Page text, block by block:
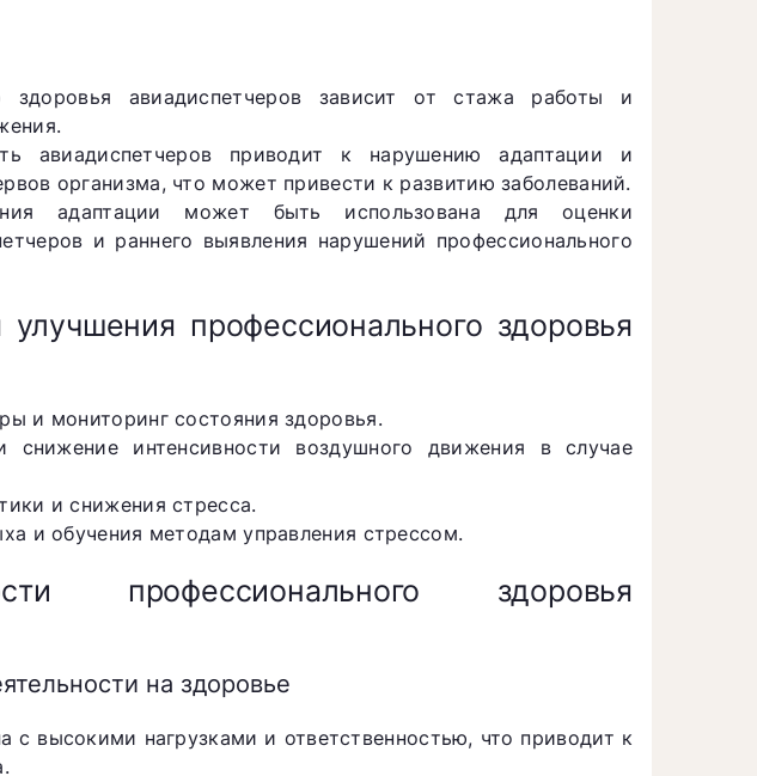
здоровья авиадиспетчеров зависит от стажа работы и
авиадиспетчеров приводит к нарушению адаптации и
организма, что может привести к развитию заболеваний.
адаптации может быть использована для оценки
и раннего выявления нарушений профессионального
профессионального здоровья
и мониторинг состояния здоровья.
снижение интенсивности воздушного движения в случае
и снижения стресса.
и обучения методам управления стрессом.
профессионального здоровья
на здоровье
с высокими нагрузками и ответственностью, что приводит к